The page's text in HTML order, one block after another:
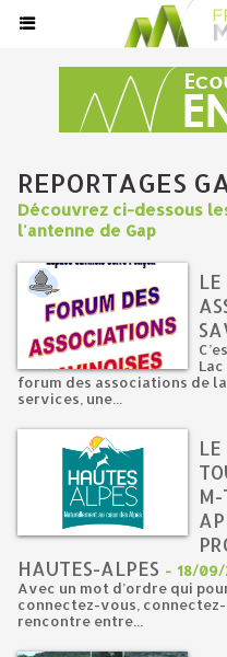
REPORTAGES
Découvrez ci-dessous
l'antenne de Gap
LE
forum des associations de
services, une...
M-
HAUTES-ALPES - 18/09/
Avec un mot d’ordre qui
connectez-vous,
rencontre entre...